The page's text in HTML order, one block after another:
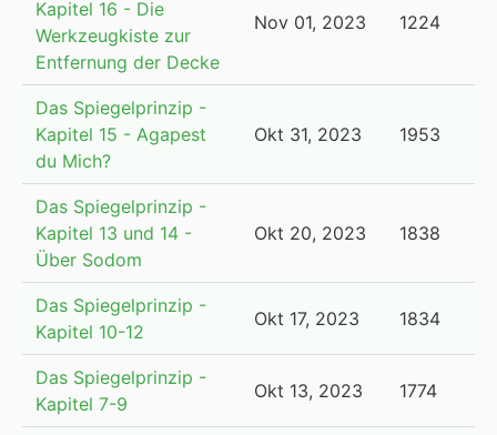
Kapitel 16 - Die
Werkzeugkiste zur
Entfernung der Decke
Nov 01, 2023 1224
Das Spiegelprinzip -
Kapitel 15 - Agapest
du Mich?
Okt 31, 2023 1953
Das Spiegelprinzip -
Kapitel 13 und 14 -
Über Sodom
Okt 20, 2023 1838
Das Spiegelprinzip -
Kapitel 10-12
Okt 17, 2023 1834
Das Spiegelprinzip -
Kapitel 7-9
Okt 13, 2023 1774